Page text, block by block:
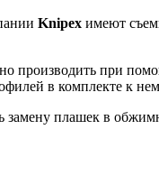
Knipex имеют
при
в комплекте к
замену плашек в